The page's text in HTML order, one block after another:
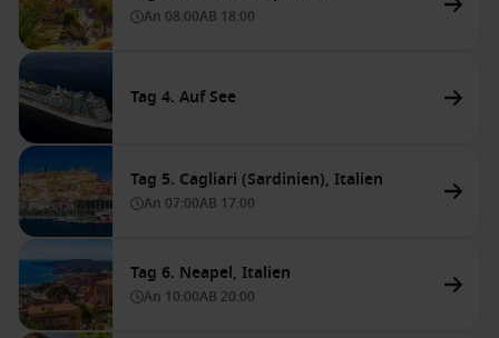
An 08:00AB 18:00
Tag 4. Auf See
Tag 5. Cagliari (Sardinien), Italien
An 07:00AB 17:00
Tag 6. Neapel, Italien
An 10:00AB 20:00